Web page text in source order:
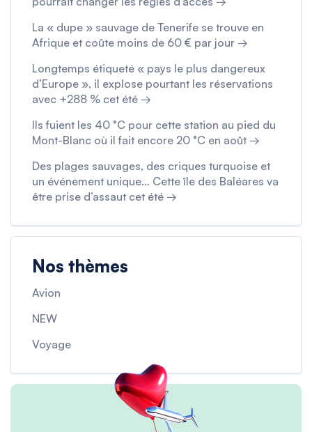
La « dupe » sauvage de Tenerife se trouve en
Afrique et coûte moins de 60 € par jour →
Longtemps étiqueté « pays le plus dangereux
d’Europe », il explose pourtant les réservations
avec +288 % cet été →
Ils fuient les 40 °C pour cette station au pied du
Mont-Blanc où il fait encore 20 °C en août →
Des plages sauvages, des criques turquoise et
un événement unique… Cette île des Baléares va
être prise d’assaut cet été →
Nos thèmes
Avion
NEW
Voyage